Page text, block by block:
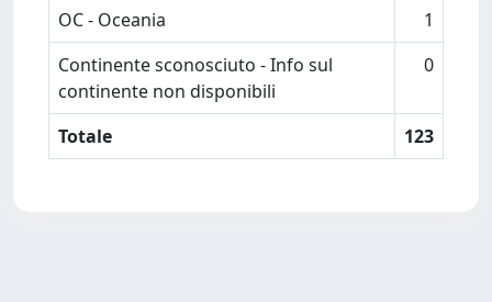
OC - Oceania
1
Continente sconosciuto - Info sul
continente non disponibili
0
Totale 123